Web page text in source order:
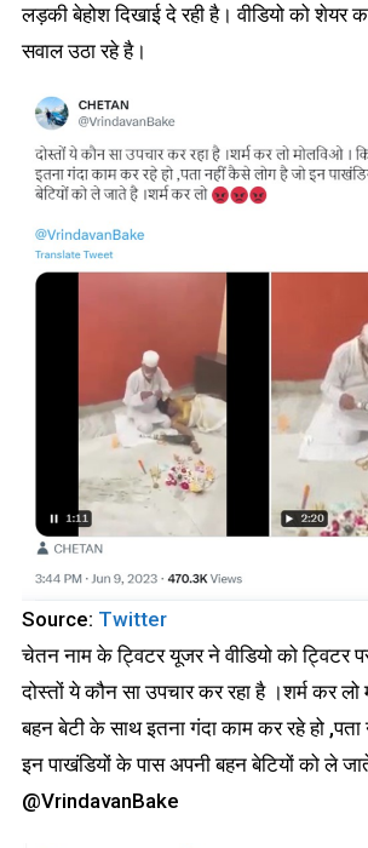
लड़की बेहोश दिखाई दे रही है। वीडियो को शेयर
सवाल उठा रहे है।
Source: Twitter
चेतन नाम के ट्विटर यूजर ने वीडियो को ट्विटर
दोस्तों ये कौन सा उपचार कर रहा है ।शर्म कर
बहन बेटी के साथ इतना गंदा काम कर रहे हो
इन पाखंडियों के पास अपनी बहन बेटियों को ले
@VrindavanBake